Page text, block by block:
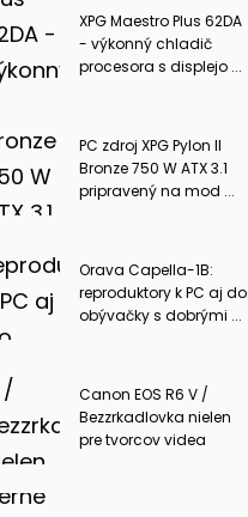
XPG Maestro Plus 62DA
- výkonný chladič
procesora s displejo ...
PC zdroj XPG Pylon II
Bronze 750 W ATX 3.1
pripravený na mod ...
Orava Capella-1B:
reproduktory k PC aj do
obývačky s dobrými ...
Canon EOS R6 V /
Bezzrkadlovka nielen
pre tvorcov videa